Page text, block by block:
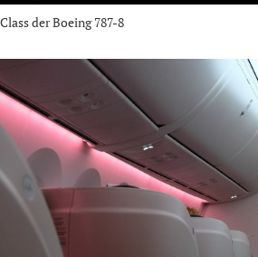
der Boeing 787-8